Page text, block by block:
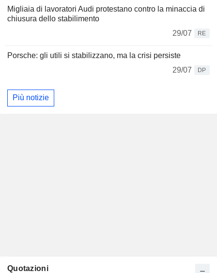
Migliaia di lavoratori Audi protestano contro la minaccia di
chiusura dello stabilimento
29/07
RE
Porsche: gli utili si stabilizzano, ma la crisi persiste
29/07
DP
Più notizie
Quotazioni